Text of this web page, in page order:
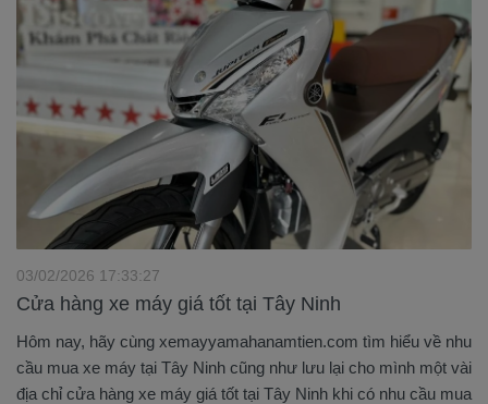
Cửa hàng xe máy giá tốt tại Tây Ninh
03/02/2026 17:33:27
Hôm nay, hãy cùng xemayyamahanamtien.com tìm hiểu về nhu
cầu mua xe máy tại Tây Ninh cũng như lưu lại cho mình một vài
địa chỉ cửa hàng xe máy giá tốt tại Tây Ninh khi có nhu cầu mua